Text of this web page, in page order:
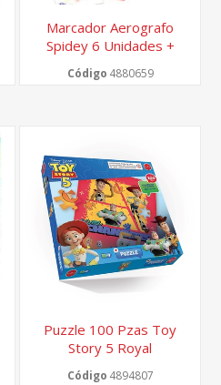
Marcador Aerografo
Spidey 6 Unidades +
Stencils Royal
Código 4880659
Puzzle 100 Pzas Toy
Story 5 Royal
Código 4894807